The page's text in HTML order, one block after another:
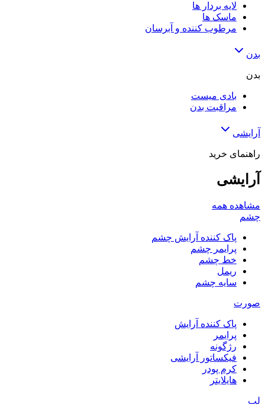
لایه‌ بردار ها
ماسک ها
مرطوب کننده و آبرسان
بدن
بدن
بادی میست
مراقبت بدن
آرایشی
راهنمای خرید
آرایشی
مشاهده همه
چشم
پاک کننده آرایش چشم
پرایمر چشم
خط چشم
ریمل
سایه چشم
صورت
پاک کننده آرایش
پرایمر
رژگونه
فیکساتور آرایشی
کرم پودر
هایلایتر
لب